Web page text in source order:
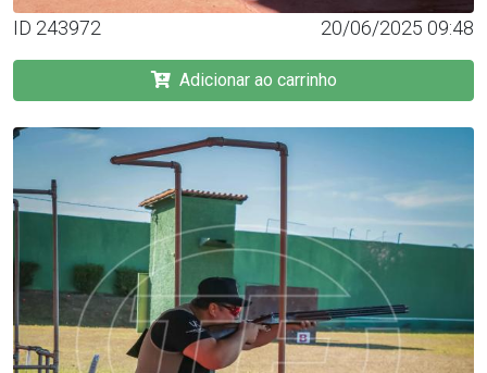
ID 243972 20/06/2025 09:48
Adicionar ao carrinho